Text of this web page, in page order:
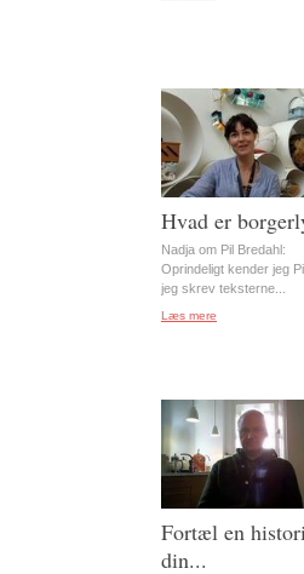
Hvad er
Nadja om Pil Bredahl:
Oprindeligt kender jeg
jeg skrev teksterne...
Læs mere
Fortæl en
din...